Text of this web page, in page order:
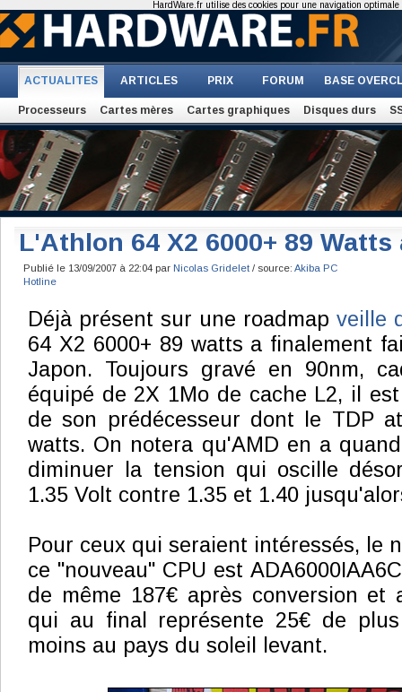
ACTUALITES ARTICLES PRIX FORUM BASE
Processeurs Cartes mères Cartes graphiques Disques durs
L'Athlon 64 X2 6000+ 89 Watts
Publié le 13/09/2007 à 22:04 par Nicolas Gridelet / source: Akiba PC
Hotline
Déjà présent sur une roadmap veille
64 X2 6000+ 89 watts a finalement
Japon. Toujours gravé en 90nm,
équipé de 2X 1Mo de cache L2, il
de son prédécesseur dont le TDP
watts. On notera qu'AMD en a
diminuer la tension qui oscille
1.35 Volt contre 1.35 et 1.40
Pour ceux qui seraient intéressés, le
ce "nouveau" CPU est
de même 187€ après conversion et
qui au final représente 25€ de
moins au pays du soleil levant.
HardWare.fr utilise des cookies pour une navigation